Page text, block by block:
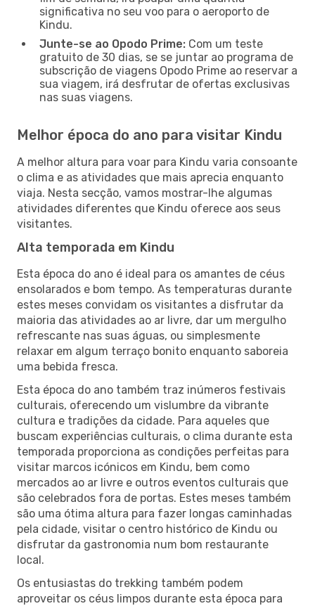
significativa no seu voo para o aeroporto de
Kindu.
Junte-se ao Opodo Prime: Com um teste
gratuito de 30 dias, se se juntar ao programa de
subscrição de viagens Opodo Prime ao reservar a
sua viagem, irá desfrutar de ofertas exclusivas
nas suas viagens.
Melhor época do ano para visitar Kindu
A melhor altura para voar para Kindu varia consoante
o clima e as atividades que mais aprecia enquanto
viaja. Nesta secção, vamos mostrar-lhe algumas
atividades diferentes que Kindu oferece aos seus
visitantes.
Alta temporada em Kindu
Esta época do ano é ideal para os amantes de céus
ensolarados e bom tempo. As temperaturas durante
estes meses convidam os visitantes a disfrutar da
maioria das atividades ao ar livre, dar um mergulho
refrescante nas suas águas, ou simplesmente
relaxar em algum terraço bonito enquanto saboreia
uma bebida fresca.
Esta época do ano também traz inúmeros festivais
culturais, oferecendo um vislumbre da vibrante
cultura e tradições da cidade. Para aqueles que
buscam experiências culturais, o clima durante esta
temporada proporciona as condições perfeitas para
visitar marcos icónicos em Kindu, bem como
mercados ao ar livre e outros eventos culturais que
são celebrados fora de portas. Estes meses também
são uma ótima altura para fazer longas caminhadas
pela cidade, visitar o centro histórico de Kindu ou
disfrutar da gastronomia num bom restaurante
local.
Os entusiastas do trekking também podem
aproveitar os céus limpos durante esta época para